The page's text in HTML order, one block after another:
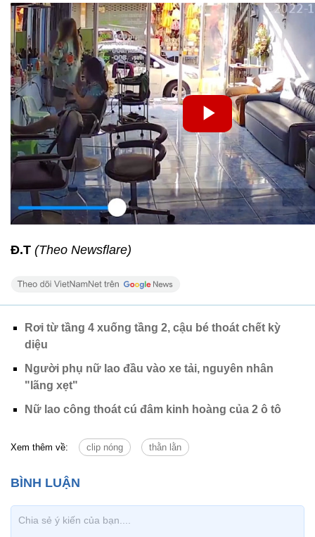
Đ.T (Theo Newsflare)
Rơi từ tầng 4 xuống tầng 2, cậu bé thoát chết kỳ
diệu
Người phụ nữ lao đầu vào xe tải, nguyên nhân
"lãng xẹt"
Nữ lao công thoát cú đâm kinh hoàng của 2 ô tô
Xem thêm về: clip nóng thằn lằn